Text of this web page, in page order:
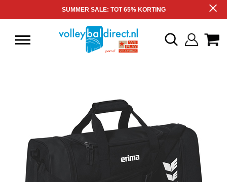
SUMMER SALE: TOT 65% KORTING